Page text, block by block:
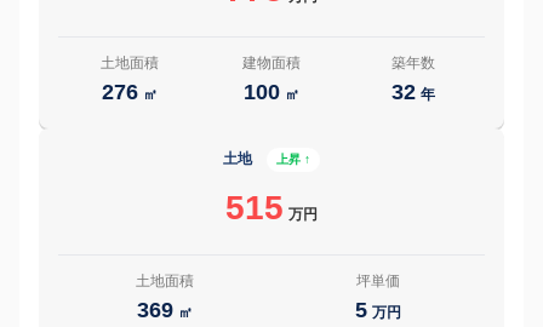
土地面積
276 ㎡
建物面積
100 ㎡
築年数
32 年
土地 上昇 ↑
515 万円
土地面積
369 ㎡
坪単価
5 万円